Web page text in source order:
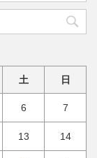
土 日
6 7
13 14